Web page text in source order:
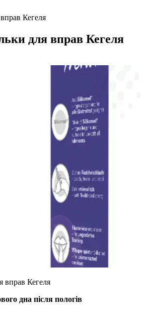
Кегеля
для вправ Кегеля
вправ Кегеля
дна після пологів